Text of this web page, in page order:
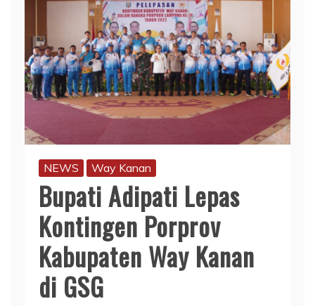
NEWS Way Kanan
Bupati Adipati Lepas
Kontingen Porprov
Kabupaten Way Kanan
di GSG